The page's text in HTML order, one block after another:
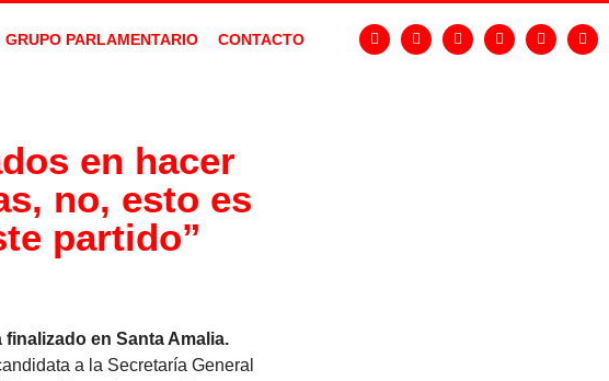
GRUPO PARLAMENTARIO CONTACTO
en hacer
no, esto es
partido”
en Santa Amalia.
a la Secretaría General